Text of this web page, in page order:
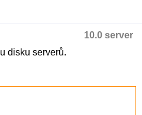
10.0 server
disku serverů.